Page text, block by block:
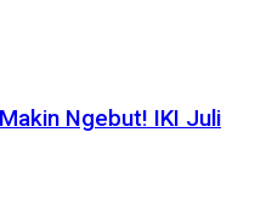
Ngebut! IKI Juli